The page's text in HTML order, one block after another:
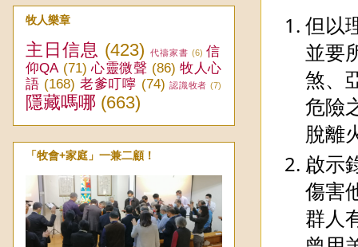
但以
並要
煞、
危險
脫離
啟示
傷害
群人
牧人樂章
主日信息 (423) 代禱家書 (6) 信
仰QA (71) 心靈微聲 (86) 牧人心
語 (168) 老爹叮嚀 (74) 認識牧者 (7)
隱藏嗎哪 (663)
「牧會+家庭」一兼二顧！